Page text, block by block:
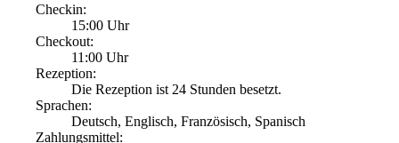
Checkin:
15:00 Uhr
Checkout:
11:00 Uhr
Rezeption:
Die Rezeption ist 24 Stunden besetzt.
Sprachen:
Deutsch, Englisch, Französisch, Spanisch
Zahlungsmittel: